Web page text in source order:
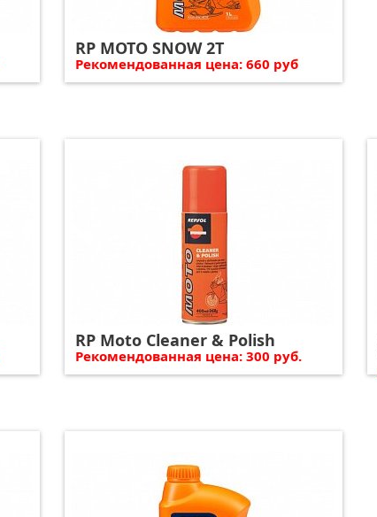
RP MOTO SNOW 2T
Рекомендованная цена: 660 руб
RP Moto Cleaner & Polish
Рекомендованная цена: 300 руб.